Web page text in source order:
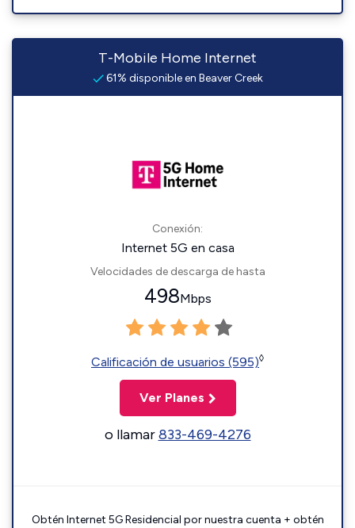
T-Mobile Home Internet
61% disponible en Beaver Creek
Conexión:
Internet 5G en casa
Velocidades de descarga de hasta
498Mbps
Calificación de usuarios (595)◊
Ver Planes
o llamar833-469-4276
Obtén Internet 5G Residencial por nuestra cuenta + obtén